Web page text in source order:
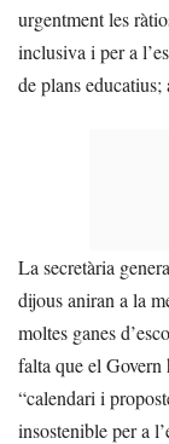
urgentment les
inclusiva i per a
de plans
La secretària
dijous aniran a la
moltes ganes
falta que el
“calendari i
insostenible per a